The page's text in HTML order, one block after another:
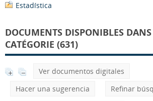
Estadística
DOCUMENTS DISPONIBLES DANS
CATÉGORIE (631)
Ver documentos digitales
Hacer una sugerencia
Refinar